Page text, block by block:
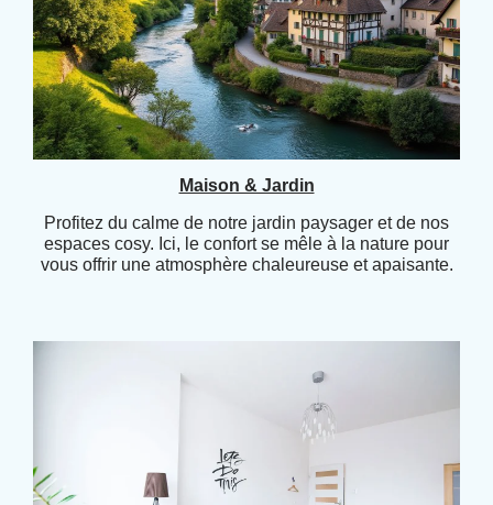
Maison & Jardin
Profitez du calme de notre jardin paysager et de nos
espaces cosy. Ici, le confort se mêle à la nature pour
vous offrir une atmosphère chaleureuse et apaisante.